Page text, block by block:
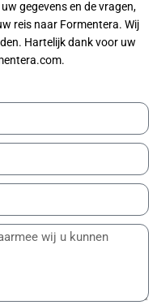
gegevens en de vragen,
reis naar Formentera. Wij
Hartelijk dank voor uw